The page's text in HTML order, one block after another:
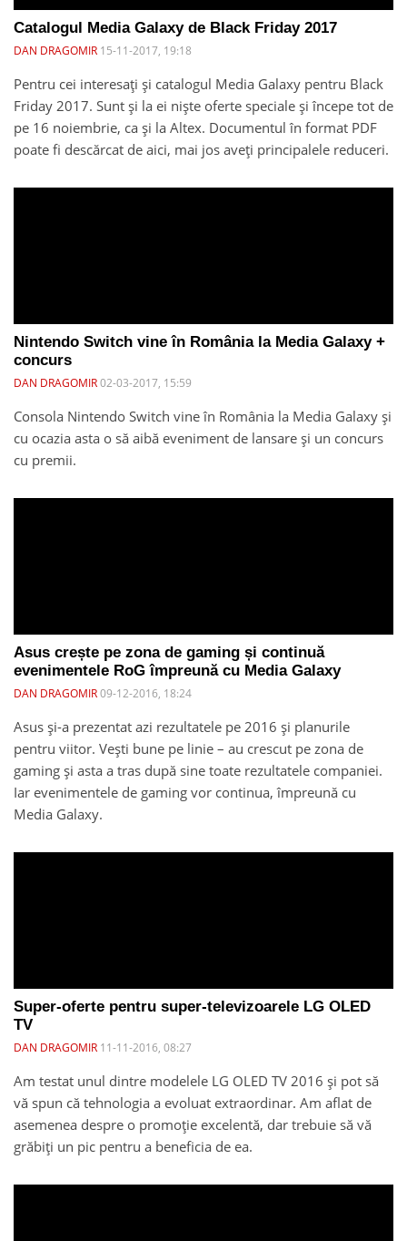
Catalogul Media Galaxy de Black Friday 2017
DAN DRAGOMIR 15-11-2017, 19:18
Pentru cei interesați și catalogul Media Galaxy pentru Black
Friday 2017. Sunt și la ei niște oferte speciale și începe tot de
pe 16 noiembrie, ca și la Altex. Documentul în format PDF
poate fi descărcat de aici, mai jos aveți principalele reduceri.
Nintendo Switch vine în România la Media Galaxy +
concurs
DAN DRAGOMIR02-03-2017, 15:59
Consola Nintendo Switch vine în România la Media Galaxy și
cu ocazia asta o să aibă eveniment de lansare și un concurs
cu premii.
Asus crește pe zona de gaming și continuă
evenimentele RoG împreună cu Media Galaxy
DAN DRAGOMIR09-12-2016, 18:24
Asus și-a prezentat azi rezultatele pe 2016 și planurile
pentru viitor. Vești bune pe linie – au crescut pe zona de
gaming și asta a tras după sine toate rezultatele companiei.
Iar evenimentele de gaming vor continua, împreună cu
Media Galaxy.
Super-oferte pentru super-televizoarele LG OLED
TV
DAN DRAGOMIR 11-11-2016, 08:27
Am testat unul dintre modelele LG OLED TV 2016 și pot să
vă spun că tehnologia a evoluat extraordinar. Am aflat de
asemenea despre o promoție excelentă, dar trebuie să vă
grăbiți un pic pentru a beneficia de ea.